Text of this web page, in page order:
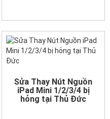
Sửa Thay Nút Nguồn
iPad Mini 1/2/3/4 bị
hỏng tại Thủ Đức